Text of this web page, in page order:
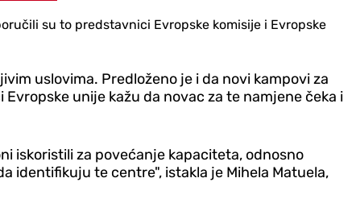
su to predstavnici Evropske komisije i Evropske
uslovima. Predloženo je i da novi kampovi za
unije kažu da novac za te namjene čeka i
iskoristili za povećanje kapaciteta, odnosno
identifikuju te centre", istakla je Mihela Matuela,